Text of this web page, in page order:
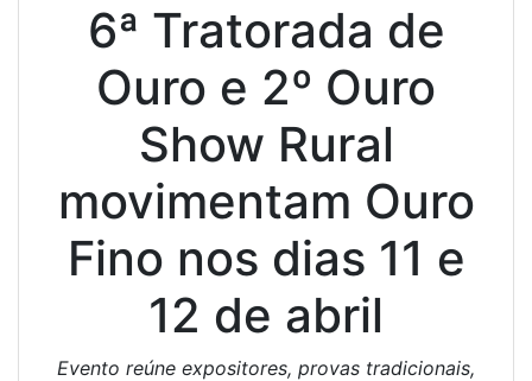
6ª Tratorada de
Ouro e 2º Ouro
Show Rural
movimentam Ouro
Fino nos dias 11 e
12 de abril
Evento reúne expositores, provas tradicionais,